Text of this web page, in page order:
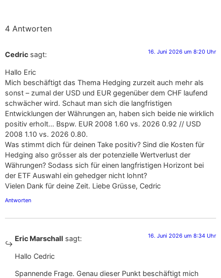
4 Antworten
Cedric sagt: 16. Juni 2026 um 8:20 Uhr
Hallo Eric
Mich beschäftigt das Thema Hedging zurzeit auch mehr als
sonst – zumal der USD und EUR gegenüber dem CHF laufend
schwächer wird. Schaut man sich die langfristigen
Entwicklungen der Währungen an, haben sich beide nie wirklich
positiv erholt… Bspw. EUR 2008 1.60 vs. 2026 0.92 // USD
2008 1.10 vs. 2026 0.80.
Was stimmt dich für deinen Take positiv? Sind die Kosten für
Hedging also grösser als der potenzielle Wertverlust der
Währungen? Sodass sich für einen langfristigen Horizont bei
der ETF Auswahl ein gehedger nicht lohnt?
Vielen Dank für deine Zeit. Liebe Grüsse, Cedric
Antworten
Eric Marschall sagt: 16. Juni 2026 um 8:34 Uhr
Hallo Cedric
Spannende Frage. Genau dieser Punkt beschäftigt mich